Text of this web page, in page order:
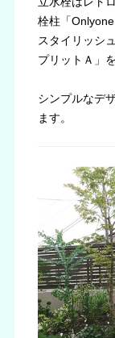
栓柱「
スタイリッシ
プリットＡ」
シンプルなデ
ます。